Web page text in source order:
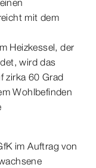
mit dem
Heizkessel, der
wird das
zirka 60 Grad
Wohlbefinden
im Auftrag von